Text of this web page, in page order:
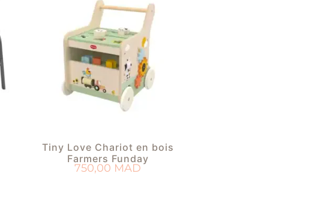
Tiny Love Chariot en bois
Farmers Funday
750,00 MAD